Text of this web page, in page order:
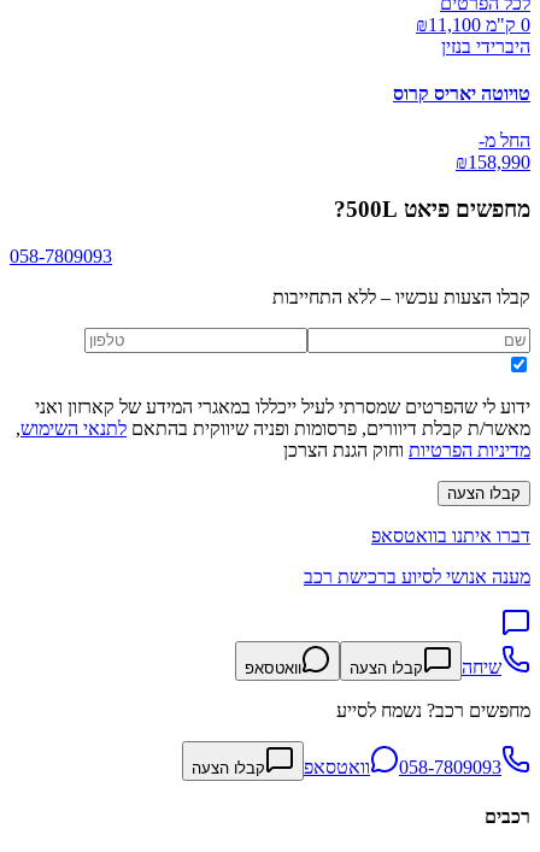
0 ק"מ ₪
11,100
היברידי בנזין
טויוטה יאריס קרוס
החל מ-
₪158,990
מחפשים פיאט 500L ?
058-7809093
קבלו הצעות עכשיו – ללא התחייבות
ידוע לי שהפרטים שמסרתי לעיל ייכללו במאגרי המידע של קארזון ואני
מאשר/ת קבלת דיוורים, פרסומות ופניה שיווקית בהתאם לתנאי השימוש,
מדיניות הפרטיות וחוק הגנת הצרכן
קבלו הצעה
דברו איתנו בוואטסאפ
מענה אנושי לסיוע ברכישת רכב
שיחה קבלו הצעה וואטסאפ
מחפשים רכב? נשמח לסייע
058-7809093 וואטסאפ קבלו הצעה
רכבים